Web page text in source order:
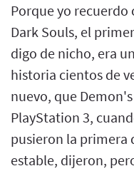
Porque yo
Dark Souls, el
digo de nicho, era
historia cientos de
nuevo, que
PlayStation 3,
pusieron la primera
estable, dijeron,